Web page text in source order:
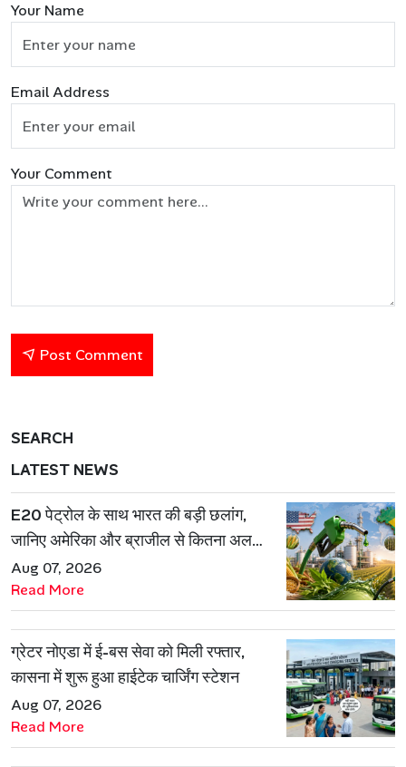
Your Name
Email Address
Your Comment
Post Comment
SEARCH
LATEST NEWS
E20 पेट्रोल के साथ भारत की बड़ी छलांग,
जानिए अमेरिका और ब्राजील से कितना अलग
है एथेनॉल मॉडल
Aug 07, 2026
Read More
ग्रेटर नोएडा में ई-बस सेवा को मिली रफ्तार,
कासना में शुरू हुआ हाईटेक चार्जिंग स्टेशन
Aug 07, 2026
Read More